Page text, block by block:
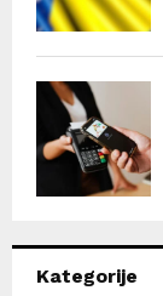
Kategorije